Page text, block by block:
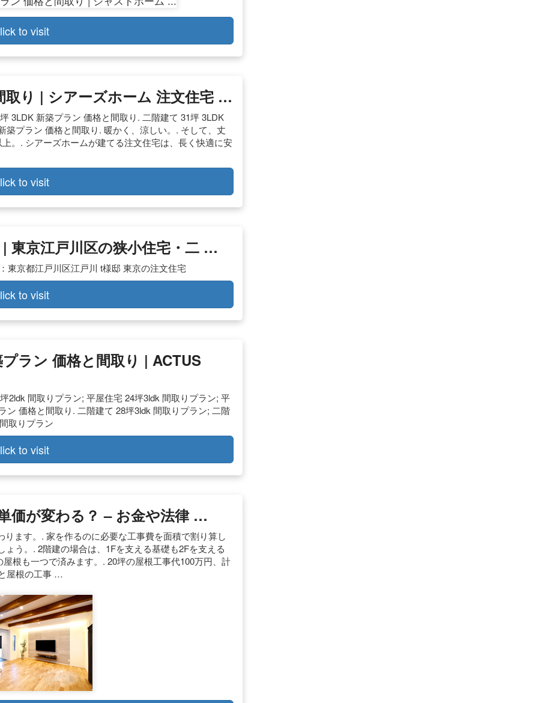
to visit
取り | シアーズホーム 注文住宅 …
3LDK 新築プラン 価格と間取り. 二階建て 31坪 3LDK
プラン 価格と間取り. 暖かく、涼しい。. そして、丈
。. シアーズホームが建てる注文住宅は、長く快適に安
to visit
東京江戸川区の狭小住宅・二 …
東京都江戸川区江戸川 t様邸 東京の注文住宅
to visit
ラン 価格と間取り | ACTUS
2ldk 間取りプラン; 平屋住宅 24坪3ldk 間取りプラン; 平
ン 価格と間取り. 二階建て 28坪3ldk 間取りプラン; 二階
取りプラン
to visit
価が変わる？ – お金や法律 …
ます。. 家を作るのに必要な工事費を面積で割り算し
う。. 2階建の場合は、1Fを支える基礎も2Fを支える
根も一つで済みます。. 20坪の屋根工事代100万円、計
屋根の工事 …